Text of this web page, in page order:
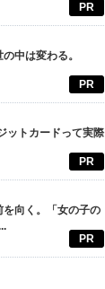
PR
中は変わる。
PR
ットカードって実際
PR
を向く。「女の子の
PR